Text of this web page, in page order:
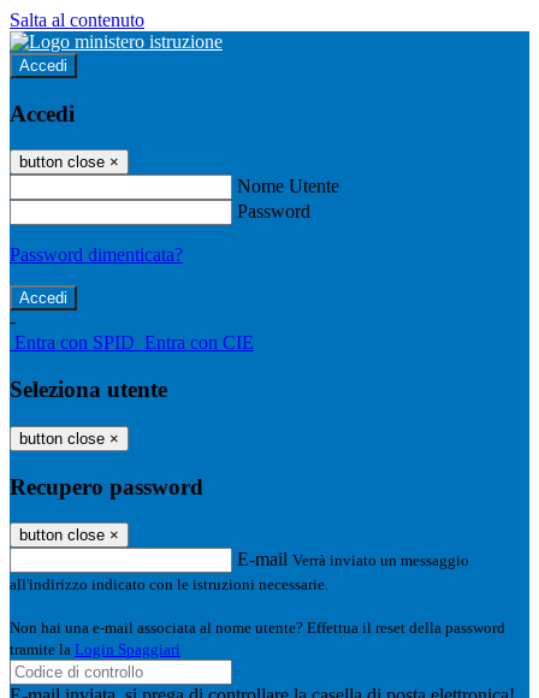
Salta al contenuto
Accedi
Accedi
button close ×
Nome Utente
Password
Password dimenticata?
-
Entra con SPID Entra con CIE
Seleziona utente
button close ×
Recupero password
button close ×
E-mail Verrà inviato un messaggio
all'indirizzo indicato con le istruzioni necessarie.
Non hai una e-mail associata al nome utente? Effettua il reset della password
tramite la Login Spaggiari